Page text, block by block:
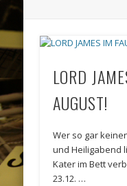
LORD
AUGUST!
Wer so gar
und Heiligabend
Kater im Bett
23.12. …